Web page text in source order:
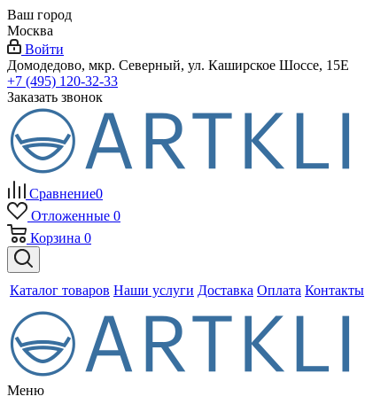
Ваш город
Москва
Войти
Домодедово, мкр. Северный, ул. Каширское Шоссе, 15Е
+7 (495) 120-32-33
Заказать звонок
Сравнение0
Отложенные 0
Корзина 0
Каталог товаров Наши услуги Доставка Оплата Контакты
Меню